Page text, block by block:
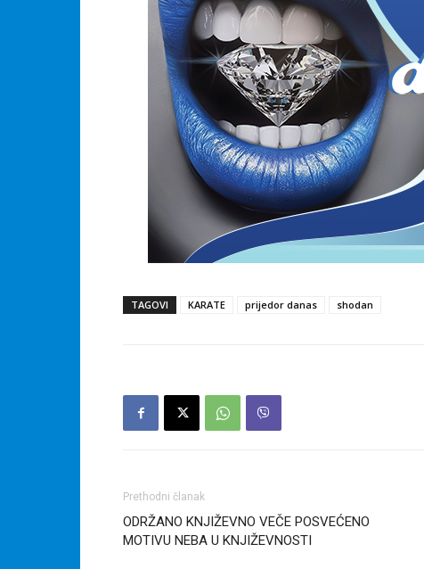
TAGOVI KARATE prijedor danas shodan
Prethodni članak
ODRŽANO KNJIŽEVNO VEČE POSVEĆENO
MOTIVU NEBA U KNJIŽEVNOSTI